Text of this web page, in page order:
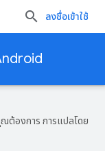
ลงชื่อเข้าใช้
ณต้องการ การแปลโดย